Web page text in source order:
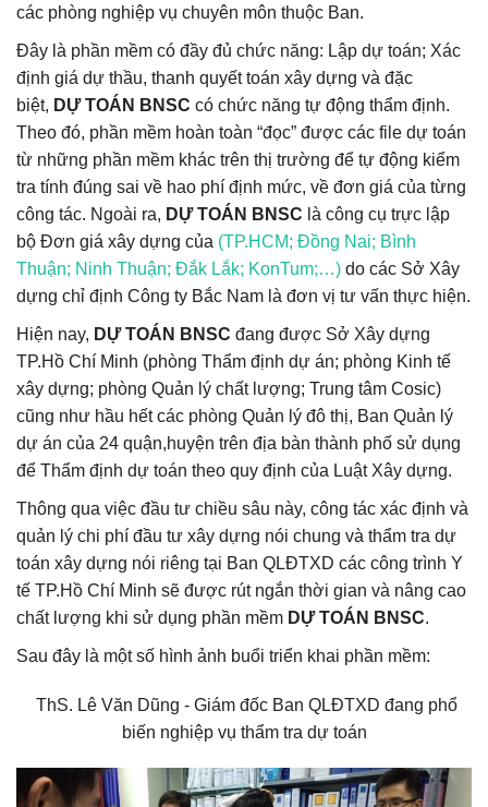
Đào Tạo
các phòng nghiệp vụ chuyên môn thuộc Ban.
Đây là phần mềm có đầy đủ chức năng: Lập dự toán; Xác
định giá dự thầu, thanh quyết toán xây dựng và đặc
biệt, DỰ TOÁN BNSC có chức năng tự động thẩm định.
Theo đó, phần mềm hoàn toàn “đọc” được các file dự toán
từ những phần mềm khác trên thị trường để tự động kiểm
tra tính đúng sai về hao phí định mức, về đơn giá của từng
công tác. Ngoài ra, DỰ TOÁN BNSC là công cụ trực lập
bộ Đơn giá xây dựng của (TP.HCM; Đồng Nai; Bình
Thuận; Ninh Thuận; Đắk Lắk; KonTum;…) do các Sở Xây
dựng chỉ định Công ty Bắc Nam là đơn vị tư vấn thực hiện.
Hiện nay, DỰ TOÁN BNSC đang được Sở Xây dựng
TP.Hồ Chí Minh (phòng Thẩm định dự án; phòng Kinh tế
xây dựng; phòng Quản lý chất lượng; Trung tâm Cosic)
cũng như hầu hết các phòng Quản lý đô thị, Ban Quản lý
dự án của 24 quận,huyện trên địa bàn thành phố sử dụng
để Thẩm định dự toán theo quy định của Luật Xây dựng.
Thông qua việc đầu tư chiều sâu này, công tác xác định và
quản lý chi phí đầu tư xây dựng nói chung và thẩm tra dự
toán xây dựng nói riêng tại Ban QLĐTXD các công trình Y
tế TP.Hồ Chí Minh sẽ được rút ngắn thời gian và nâng cao
chất lượng khi sử dụng phần mềm DỰ TOÁN BNSC.
Sau đây là một số hình ảnh buổi triển khai phần mềm:
ThS. Lê Văn Dũng - Giám đốc Ban QLĐTXD đang phổ
biến nghiệp vụ thẩm tra dự toán